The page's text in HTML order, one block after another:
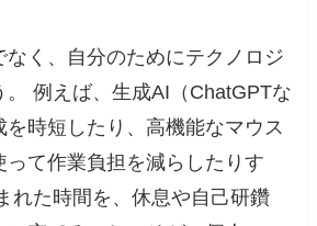
なく、自分のためにテクノロジ
。 例えば、生成AI（ChatGPTな
を時短したり、高機能なマウス
って作業負担を減らしたりす
れた時間を、休息や自己研鑽